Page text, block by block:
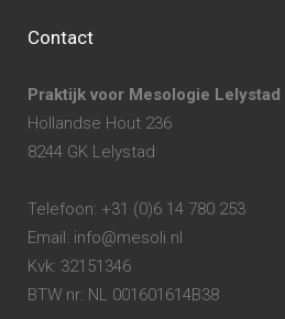
Contact
Praktijk voor Mesologie Lelystad
Hollandse Hout 236
8244 GK Lelystad
Telefoon: +31 (0)6 14 780 253
Email: info@mesoli.nl
Kvk: 32151346
BTW nr: NL 001601614B38